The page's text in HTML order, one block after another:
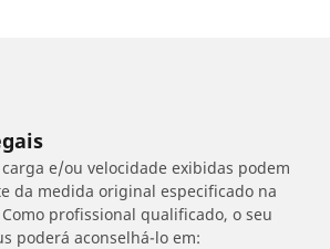
e/ou velocidade exibidas podem
da medida original especificado na
profissional qualificado, o seu
poderá aconselhá-lo em: